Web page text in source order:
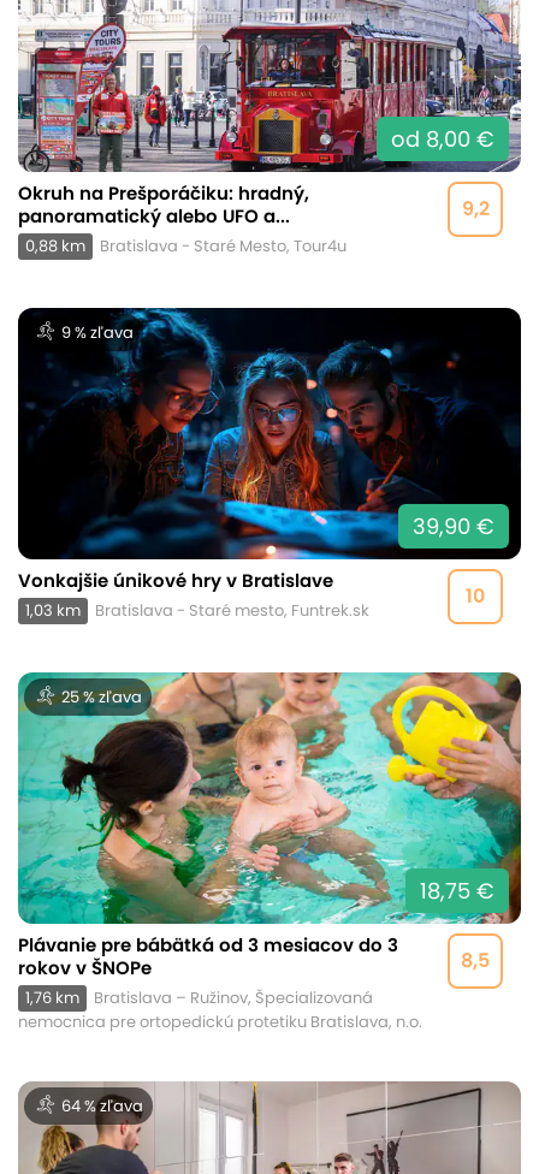
od 8,00 €
9,2
Okruh na Prešporáčiku: hradný,
panoramatický alebo UFO a...
0,88 km Bratislava - Staré Mesto, Tour4u
9 % zľava
39,90 €
10
Vonkajšie únikové hry v Bratislave
1,03 km Bratislava - Staré mesto, Funtrek.sk
25 % zľava
18,75 €
8,5
Plávanie pre bábätká od 3 mesiacov do 3
rokov v ŠNOPe
1,76 km
Bratislava – Ružinov, Špecializovaná
nemocnica pre ortopedickú protetiku Bratislava, n.o.
64 % zľava